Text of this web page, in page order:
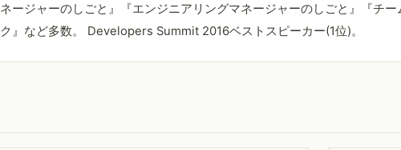
ネージャーのしごと』『エンジニアリングマネージャーのしごと』『チ
ク』など多数。 Developers Summit 2016ベストスピーカー(1位)。